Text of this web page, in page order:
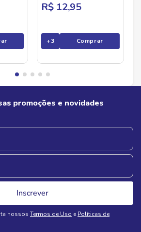
R$ 12,95
+3 Comprar
promoções e novidades
Inscrever
nossos Termos de Uso e Políticas de